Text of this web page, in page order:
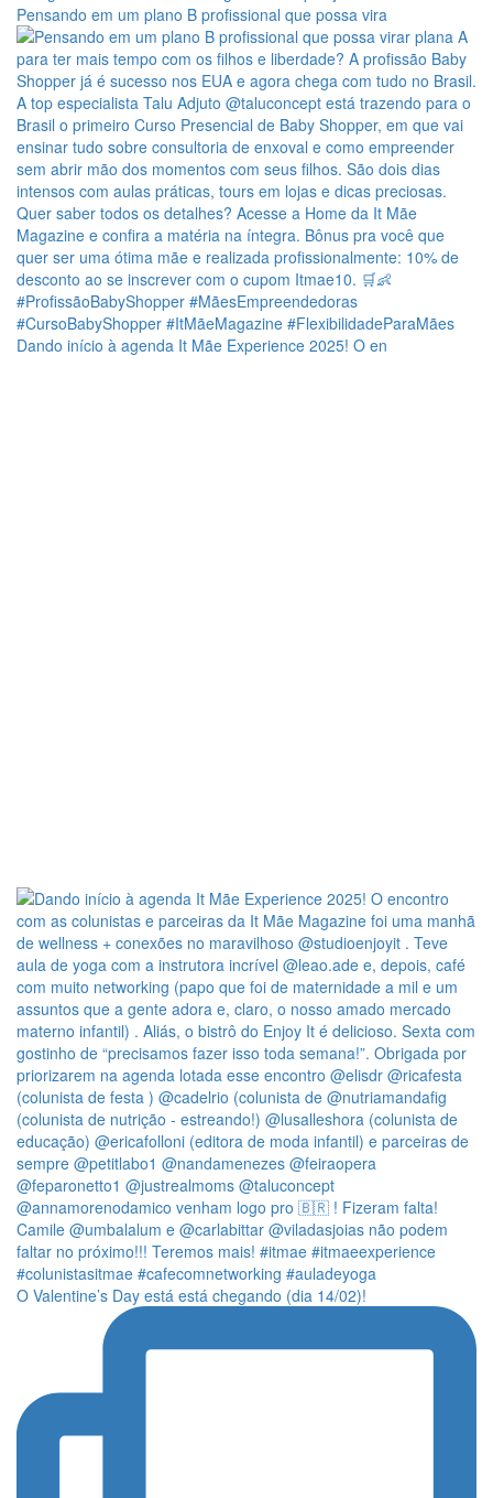
Pensando em um plano B profissional que possa vira
Dando início à agenda It Mãe Experience 2025! O en
O Valentine’s Day está está chegando (dia 14/02)!